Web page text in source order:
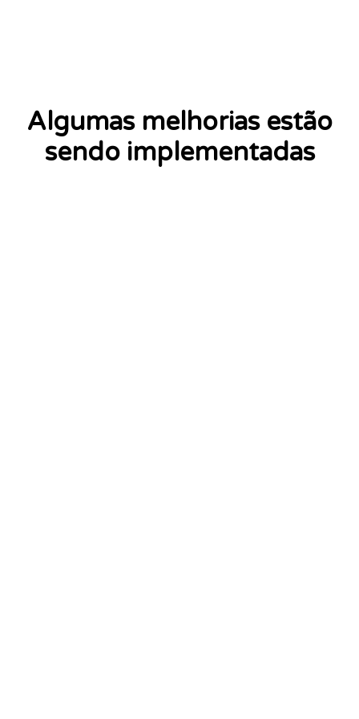
Algumas melhorias estão
sendo implementadas